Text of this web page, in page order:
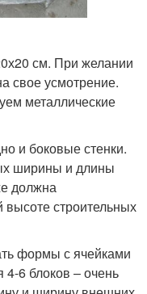
см. При желании
свое усмотрение.
металлические
и боковые стенки.
ширины и длины
должна
высоте строительных
формы с ячейками
4-6 блоков – очень